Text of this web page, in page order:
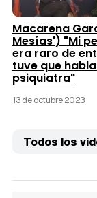
Macarena
Mesías') "Mi
era raro de
tuve que
psiquiatra"
13 de octubre 2023
Todos los